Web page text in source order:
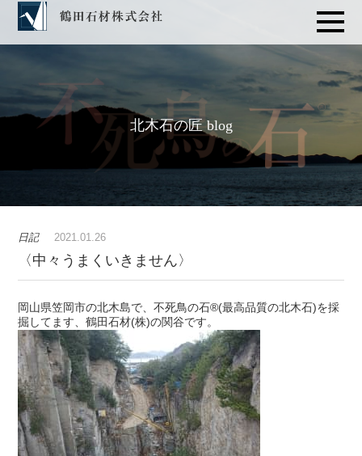
北木石の匠 blog
日記 2021.01.26
〈中々うまくいきません〉
岡山県笠岡市の北木島で、不死鳥の石®️(最高品質の北木石)を採
掘してます、鶴田石材(株)の関谷です。